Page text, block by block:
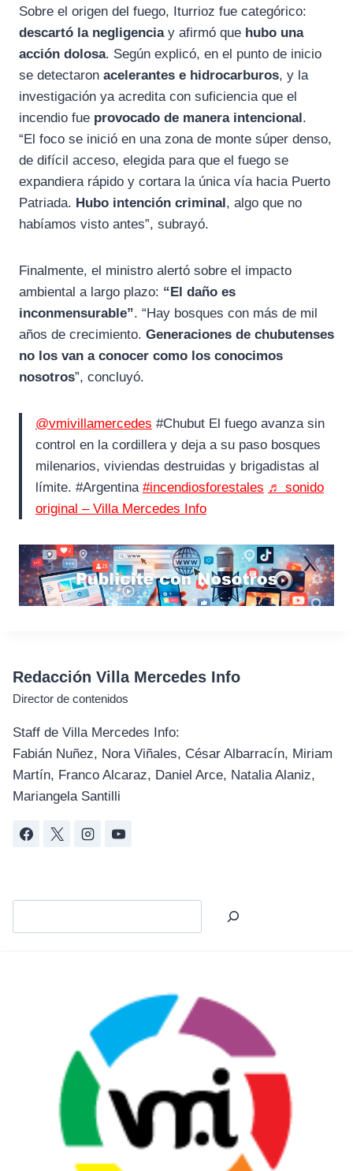
Sobre el origen del fuego, Iturrioz fue categórico:
descartó la negligenciay afirmó que hubo una
acción dolosa. Según explicó, en el punto de inicio
se detectaron acelerantes e hidrocarburos, y la
investigación ya acredita con suficiencia que el
incendio fue provocado de manera intencional.
“El foco se inició en una zona de monte súper denso,
de difícil acceso, elegida para que el fuego se
expandiera rápido y cortara la única vía hacia Puerto
Patriada. Hubo intención criminal, algo que no
habíamos visto antes”, subrayó.
Finalmente, el ministro alertó sobre el impacto
ambiental a largo plazo: “El daño es
inconmensurable”. “Hay bosques con más de mil
años de crecimiento. Generaciones de chubutenses
no los van a conocer como los conocimos
nosotros”, concluyó.
@vmivillamercedes #Chubut El fuego avanza sin
control en la cordillera y deja a su paso bosques
milenarios, viviendas destruidas y brigadistas al
límite. #Argentina #incendiosforestales ♬ sonido
original – Villa Mercedes Info
Redacción Villa Mercedes Info
Director de contenidos
Staff de Villa Mercedes Info:
Fabián Nuñez, Nora Viñales, César Albarracín, Miriam
Martín, Franco Alcaraz, Daniel Arce, Natalia Alaniz,
Mariangela Santilli